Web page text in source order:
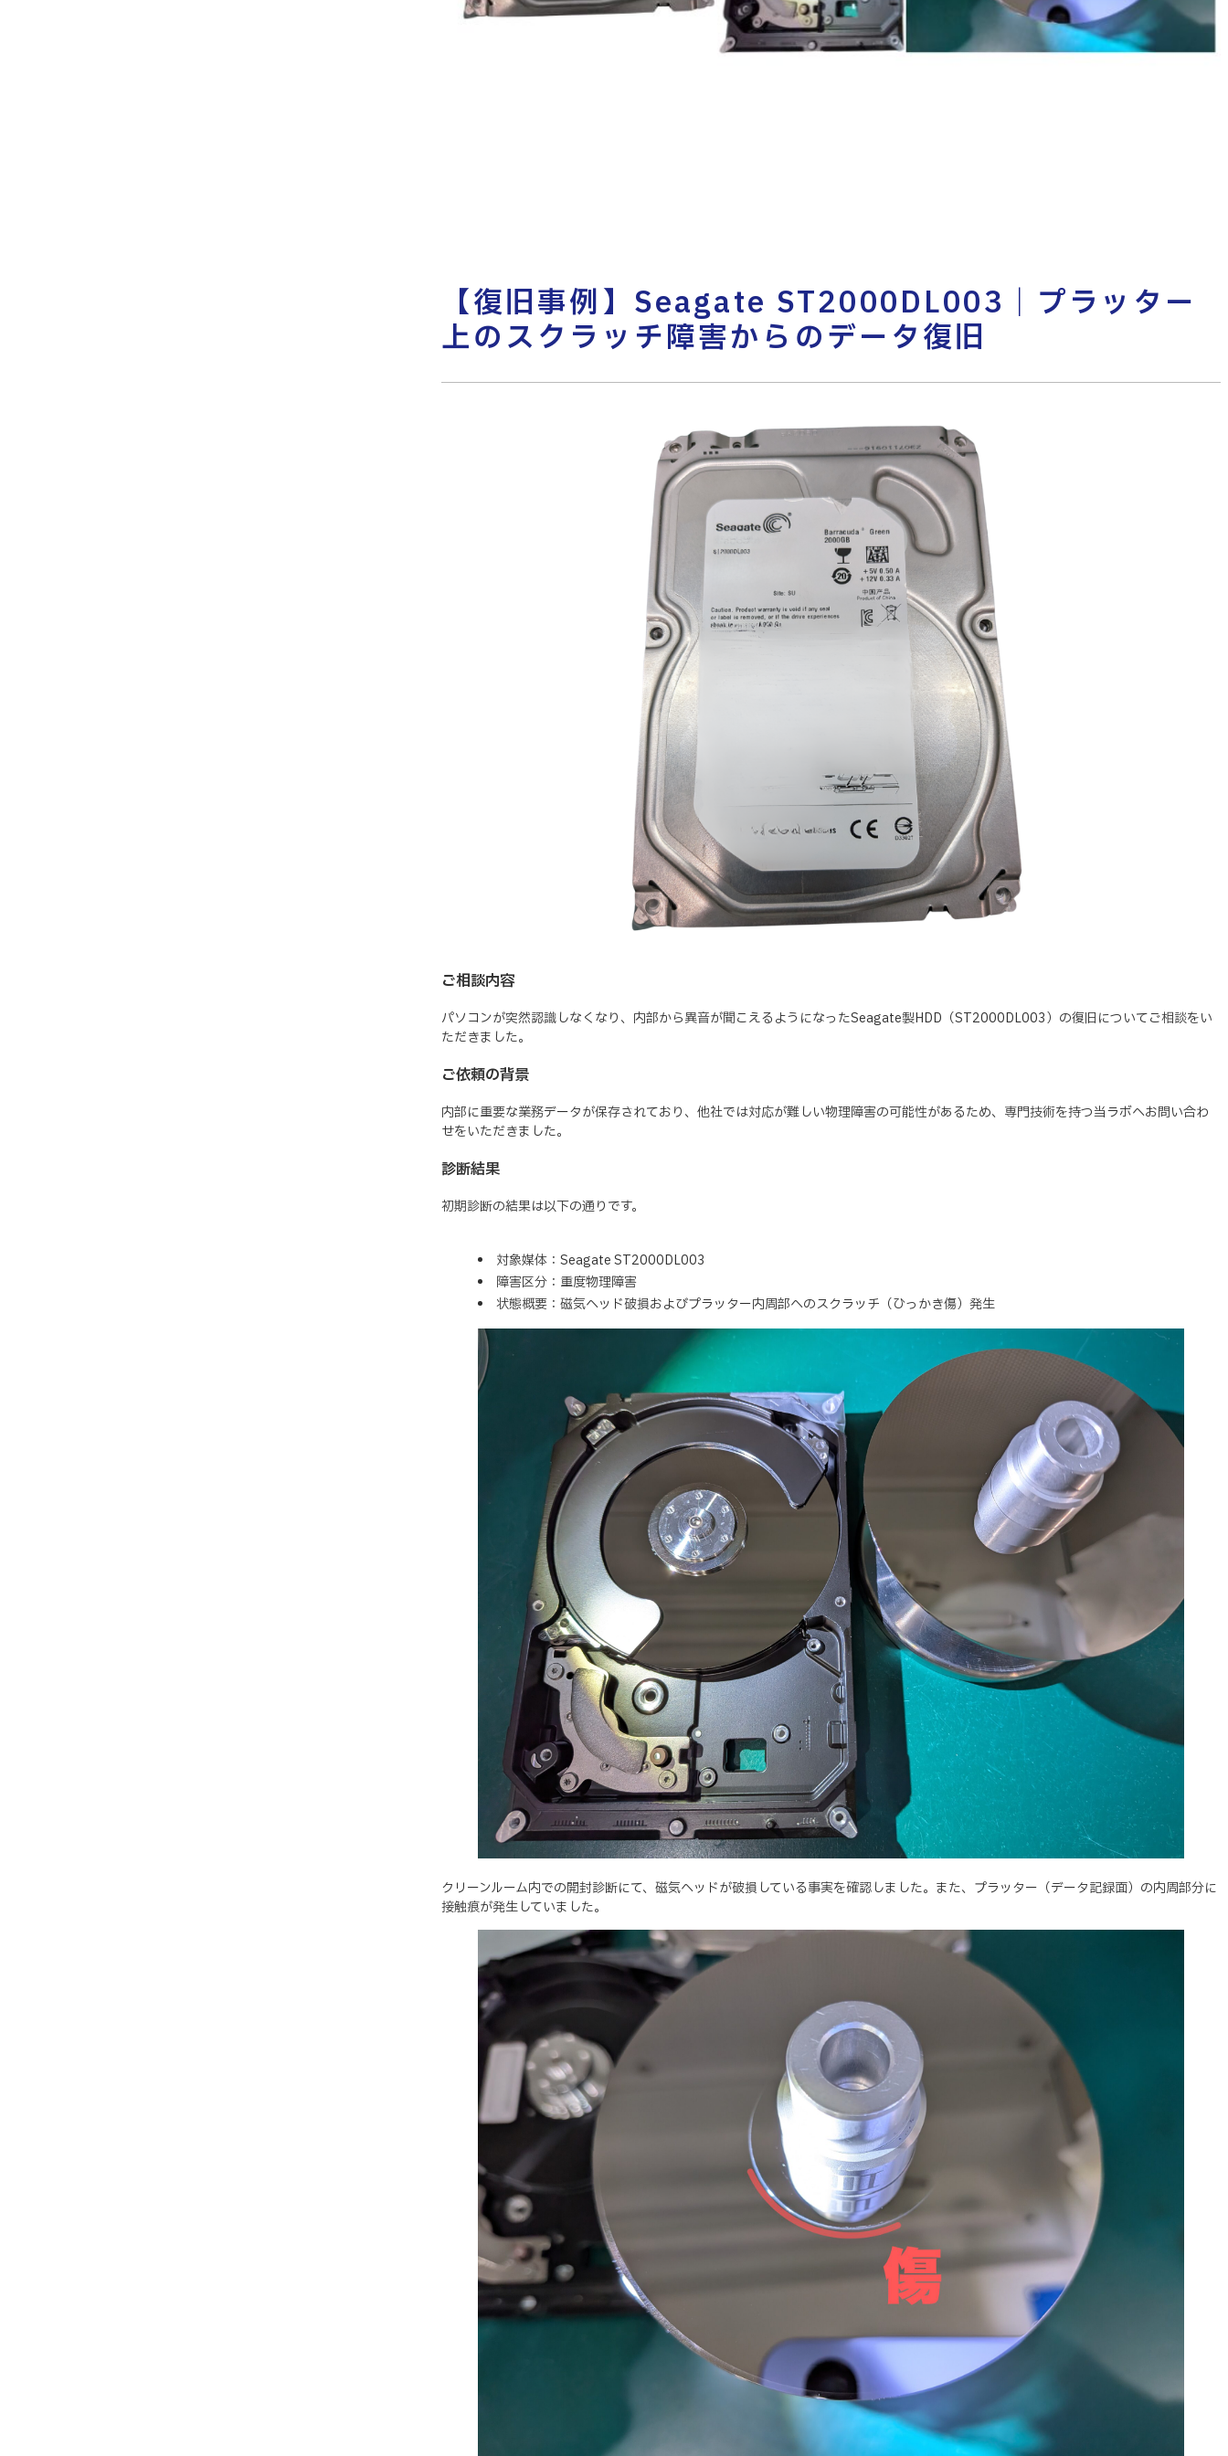
【復旧事例】Seagate ST2000DL003｜プラッター
上のスクラッチ障害からのデータ復旧
ご相談内容
パソコンが突然認識しなくなり、内部から異音が聞こえるようになったSeagate製HDD（ST2000DL003）の復旧についてご相談をい
ただきました。
ご依頼の背景
内部に重要な業務データが保存されており、他社では対応が難しい物理障害の可能性があるため、専門技術を持つ当ラボへお問い合わ
せをいただきました。
診断結果
初期診断の結果は以下の通りです。
対象媒体：Seagate ST2000DL003
障害区分：重度物理障害
状態概要：磁気ヘッド破損およびプラッター内周部へのスクラッチ（ひっかき傷）発生
クリーンルーム内での開封診断にて、磁気ヘッドが破損している事実を確認しました。また、プラッター（データ記録面）の内周部分に
接触痕が発生していました。